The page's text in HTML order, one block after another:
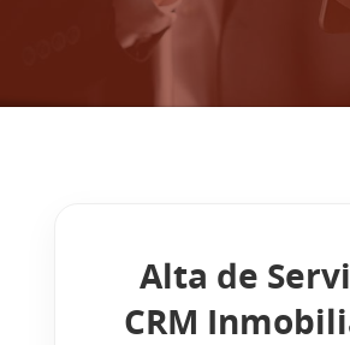
Alta de
CRM